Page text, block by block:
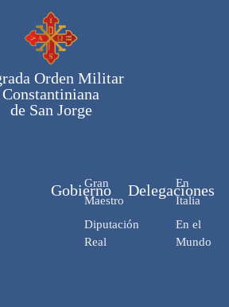
Orden Militar
Constantiniana
de San Jorge
Gobierno
Gran
Maestro
Diputación
Real
Delegaciones
En
Italia
En el
Mundo